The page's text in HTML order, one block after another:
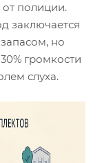
полиции.
заключается
но
громкости
слуха.